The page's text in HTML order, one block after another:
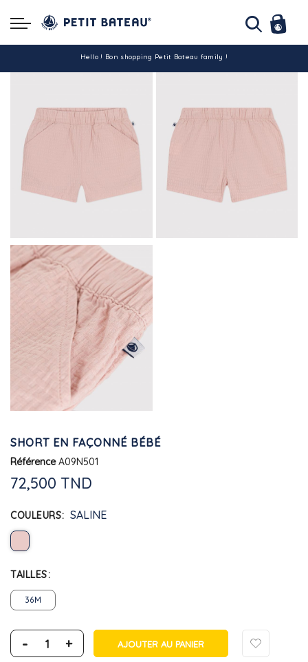
Hello ! Bon shopping Petit Bateau family !
-10% pour tout paiement par carte bancaire (hors promo)
SHORT EN FAÇONNÉ BÉBÉ
Référence A09N501
72,500 TND
COULEURS SALINE
TAILLES
36M
- + AJOUTER AU PANIER